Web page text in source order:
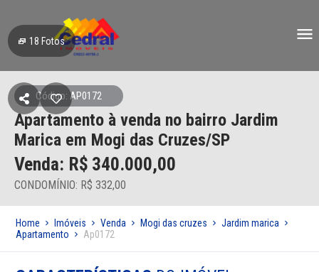
18 Fotos
Código: AP0172
Apartamento à venda no bairro Jardim
Marica em Mogi das Cruzes/SP
Venda: R$ 340.000,00
CONDOMÍNIO: R$ 332,00
Home Imóveis Venda Mogi das cruzes
Jardim marica
Apartamento
Ap0172